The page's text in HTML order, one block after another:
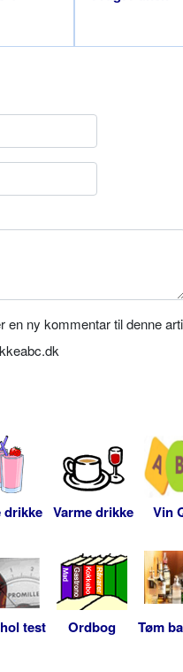
en ny kommentar til denne
drikke Varme drikke Vin
test Ordbog Tøm